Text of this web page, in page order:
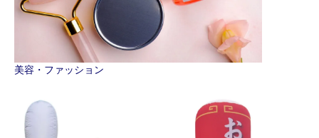
美容・ファッション